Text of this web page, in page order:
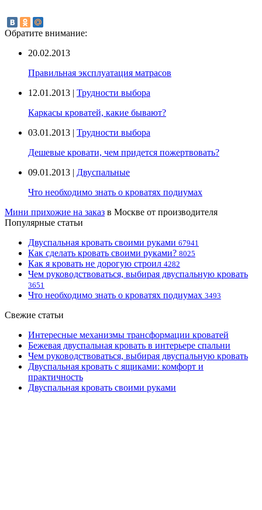
Обратите внимание:
20.02.2013
Правильная эксплуатация матрасов
12.01.2013 | Трудности выбора
Каркасы кроватей, какие бывают?
03.01.2013 | Трудности выбора
Дешевые кровати, чем придется пожертвовать?
09.01.2013 | Двуспальные
Что необходимо знать о кроватях подиумах
Мини прихожие на заказ в Москве от производителя
Популярные статьи
Двуспальная кровать своими руками 67941
Как сделать кровать своими руками? 8025
Как я кровать не дорогую строил 4282
Чем руководствоваться, выбирая двуспальную кровать
3651
Что необходимо знать о кроватях подиумах 3493
Свежие статьи
Интересные механизмы трансформации кроватей
Бежевая двуспальная кровать в интерьере спальни
Чем руководствоваться, выбирая двуспальную кровать
Двуспальная кровать с ящиками: комфорт и
практичность
Двуспальная кровать своими руками